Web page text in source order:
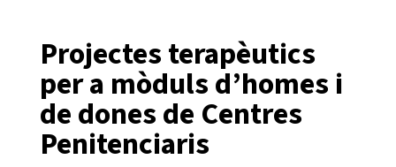
Projectes terapèutics
per a mòduls d’homes i
de dones de Centres
Penitenciaris